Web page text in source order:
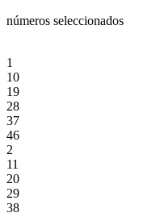
números seleccionados
1
10
19
28
37
46
2
11
20
29
38